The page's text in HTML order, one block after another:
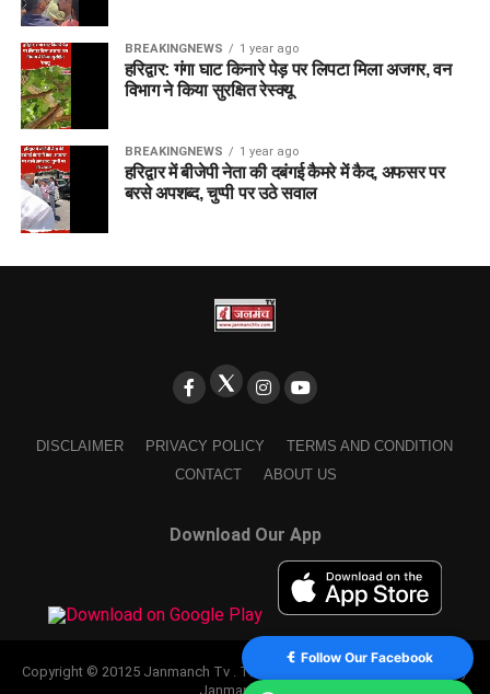
BREAKINGNEWS 1 year ago
हरिद्वार: गंगा घाट किनारे पेड़ पर लिपटा मिला अजगर, वन
विभाग ने किया सुरक्षित रेस्क्यू
BREAKINGNEWS 1 year ago
हरिद्वार में बीजेपी नेता की दबंगई कैमरे में कैद, अफसर पर
बरसे अपशब्द, चुप्पी पर उठे सवाल
DISCLAIMER PRIVACY POLICY
TERMS AND CONDITION
CONTACT
ABOUT US
Download Our App
Copyright © 20125 Janmanch Tv . Theme by SSDIGIMARK. powered by
Janmanch TV.
Follow Our Facebook